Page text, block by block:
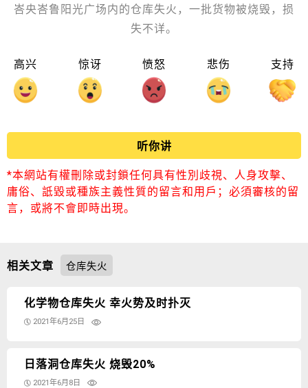
峇央峇鲁阳光广场内的仓库失火，一批货物被烧毁，损
失不详。
高兴 惊讶 愤怒 悲伤 支持
听你讲
*本網站有權刪除或封鎖任何具有性別歧視、人身攻擊、
庸俗、詆毀或種族主義性質的留言和用戶；必須審核的留
言，或將不會即時出現。
相关文章 仓库失火
化学物仓库失火 幸火势及时扑灭
2021年6月25日
日落洞仓库失火 烧毁20%
2021年6月8日